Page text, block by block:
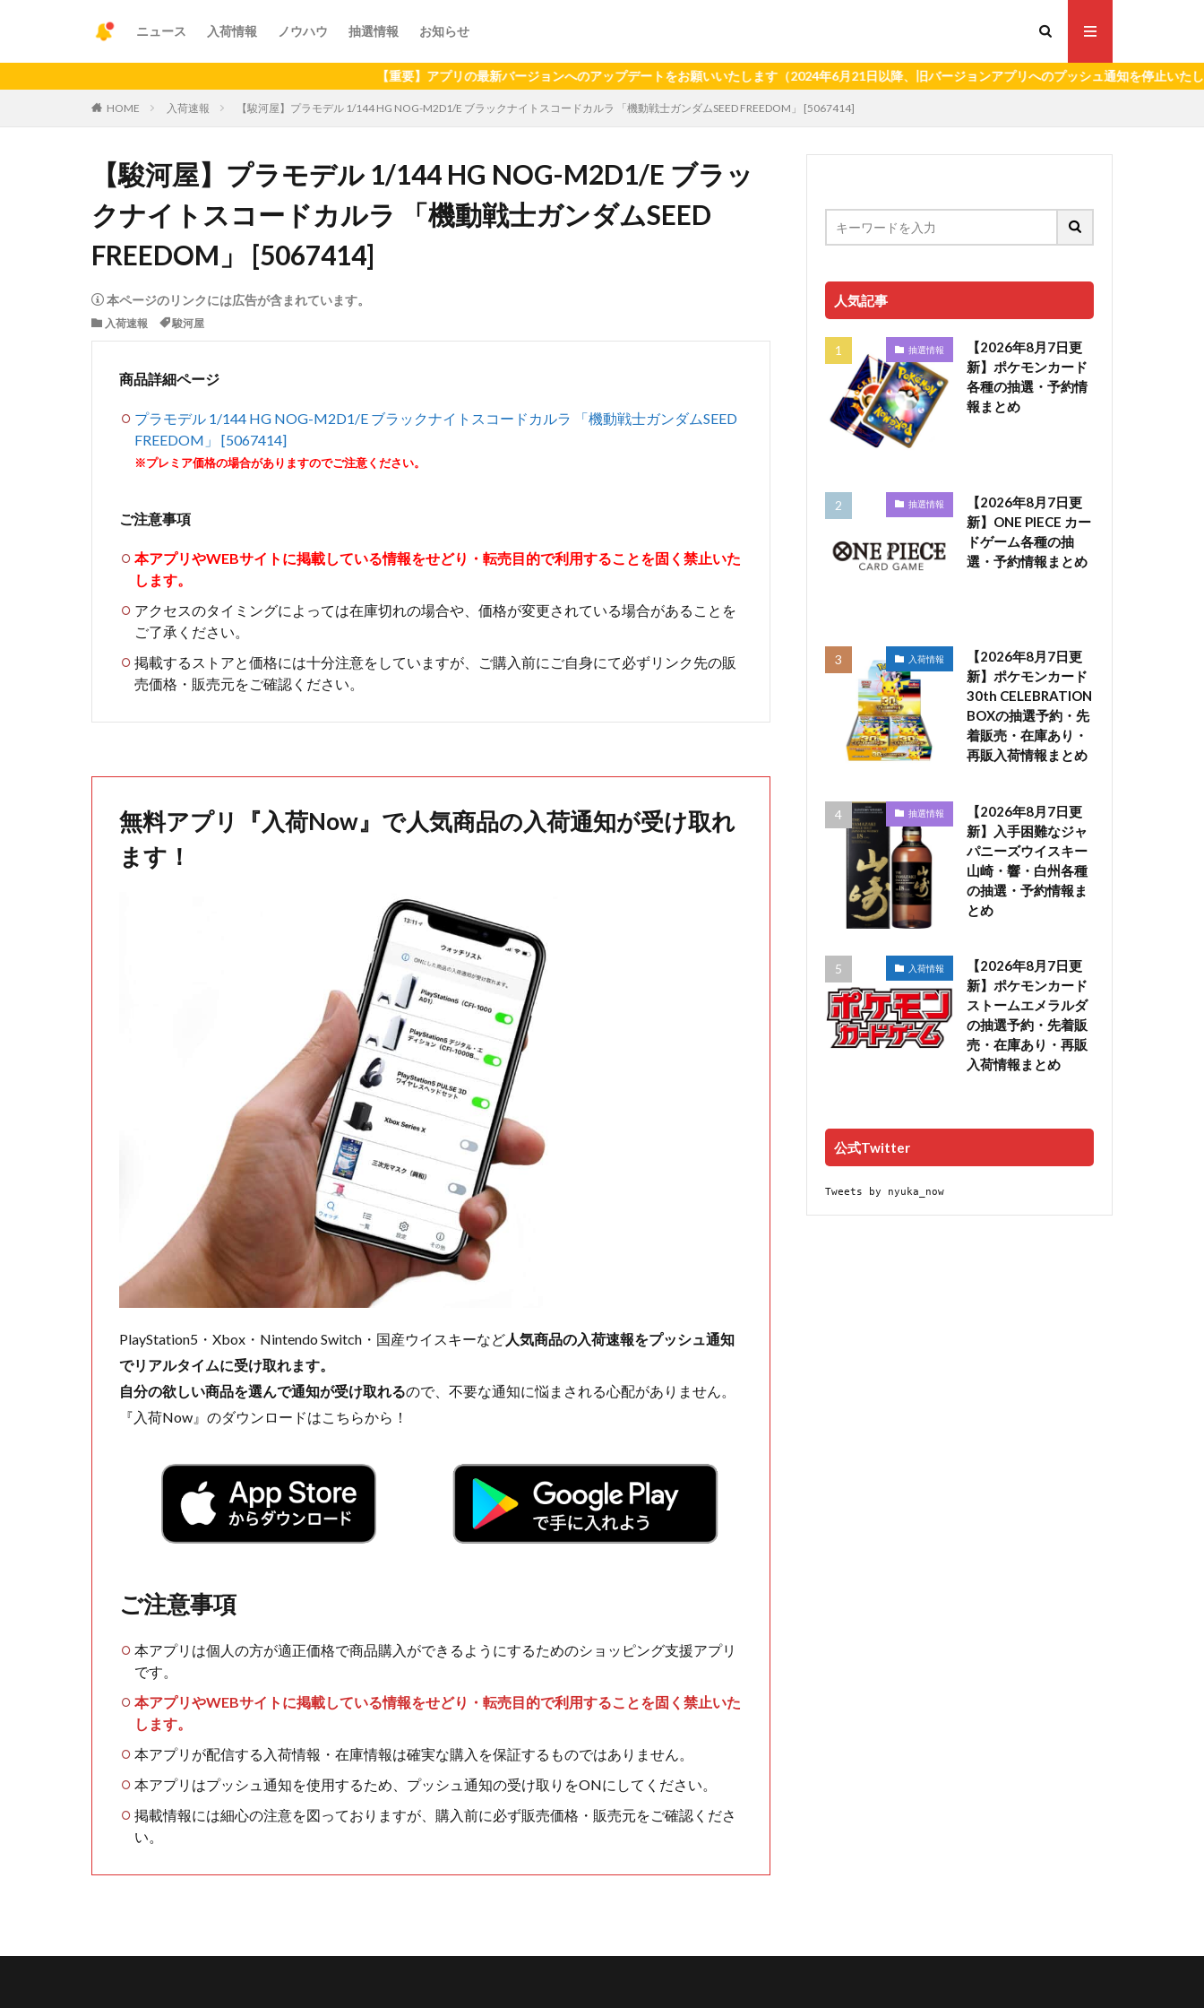
ニュース 入荷情報 ノウハウ 抽選情報 お知らせ
【重要】アプリの最新バージョンへのアップデートをお願いいたします（2024年6月21日以降、旧バージョンアプリへのプッシュ通知を停止いたします。）
HOME 入荷速報 【駿河屋】プラモデル 1/144 HG NOG-M2D1/E ブラックナイトスコードカルラ 「機動戦士ガンダムSEED FREEDOM」 [5067414]
【駿河屋】プラモデル 1/144 HG NOG-M2D1/E ブラッ
クナイトスコードカルラ 「機動戦士ガンダムSEED
FREEDOM」 [5067414]
本ページのリンクには広告が含まれています。
入荷速報 駿河屋
商品詳細ページ
プラモデル 1/144 HG NOG-M2D1/E ブラックナイトスコードカルラ 「機動戦士ガンダムSEED
FREEDOM」 [5067414]
※プレミア価格の場合がありますのでご注意ください。
ご注意事項
本アプリやWEBサイトに掲載している情報をせどり・転売目的で利用することを固く禁止いた
します。
アクセスのタイミングによっては在庫切れの場合や、価格が変更されている場合があることを
ご了承ください。
掲載するストアと価格には十分注意をしていますが、ご購入前にご自身にて必ずリンク先の販
売価格・販売元をご確認ください。
無料アプリ『入荷Now』で人気商品の入荷通知が受け取れ
ます！
PlayStation5・Xbox・Nintendo Switch・国産ウイスキーなど人気商品の入荷速報をプッシュ通知
でリアルタイムに受け取れます。
自分の欲しい商品を選んで通知が受け取れるので、不要な通知に悩まされる心配がありません。
『入荷Now』のダウンロードはこちらから！
ご注意事項
本アプリは個人の方が適正価格で商品購入ができるようにするためのショッピング支援アプリ
です。
本アプリやWEBサイトに掲載している情報をせどり・転売目的で利用することを固く禁止いた
します。
本アプリが配信する入荷情報・在庫情報は確実な購入を保証するものではありません。
本アプリはプッシュ通知を使用するため、プッシュ通知の受け取りをONにしてください。
掲載情報には細心の注意を図っておりますが、購入前に必ず販売価格・販売元をご確認くださ
い。
人気記事
抽選情報
【2026年8月7日更
新】ポケモンカード
各種の抽選・予約情
報まとめ
抽選情報
【2026年8月7日更
新】ONE PIECE カー
ドゲーム各種の抽
選・予約情報まとめ
入荷情報
【2026年8月7日更
新】ポケモンカード
30th CELEBRATION
BOXの抽選予約・先
着販売・在庫あり・
再販入荷情報まとめ
抽選情報
【2026年8月7日更
新】入手困難なジャ
パニーズウイスキー
山崎・響・白州各種
の抽選・予約情報ま
とめ
入荷情報
【2026年8月7日更
新】ポケモンカード
ストームエメラルダ
の抽選予約・先着販
売・在庫あり・再販
入荷情報まとめ
公式Twitter
Tweets by nyuka_now